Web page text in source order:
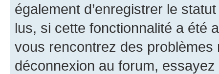
également d’enregistrer le
lus, si cette fonctionnalité a été
vous rencontrez des
déconnexion au forum,